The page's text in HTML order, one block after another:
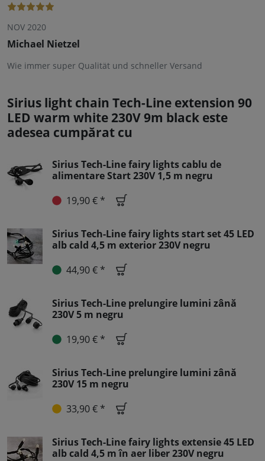
NOV 2020
Michael Nietzel
Wie immer super Qualität und schneller Versand
Sirius light chain Tech-Line extension 90
LED warm white 230V 9m black este
adesea cumpărat cu
Sirius Tech-Line fairy lights cablu de
alimentare Start 230V 1,5 m negru
19,90 € *
Sirius Tech-Line fairy lights start set 45 LED
alb cald 4,5 m exterior 230V negru
44,90 € *
Sirius Tech-Line prelungire lumini zână
230V 5 m negru
19,90 € *
Sirius Tech-Line prelungire lumini zână
230V 15 m negru
33,90 € *
Sirius Tech-Line fairy lights extensie 45 LED
alb cald 4,5 m în aer liber 230V negru